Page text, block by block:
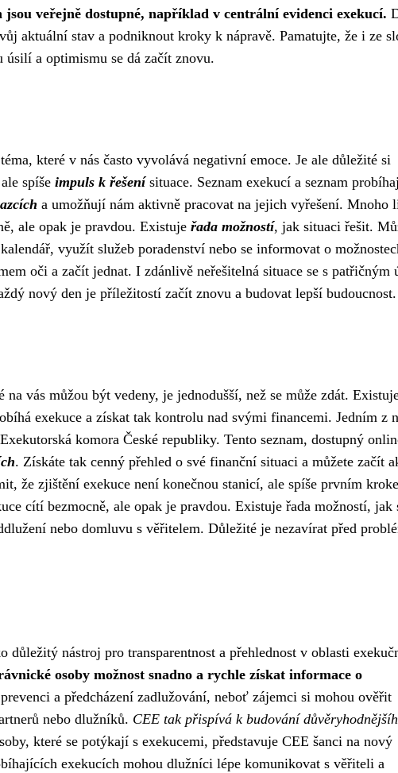
veřejně dostupné, například v centrální evidenci exekucí.
aktuální stav a podniknout kroky k nápravě. Pamatujte, že i ze
a optimismu se dá začít znovu.
které v nás často vyvolává negativní emoce. Je ale důležité si
spíše impuls k řešenísituace. Seznam exekucí a seznam
a umožňují nám aktivně pracovat na jejich vyřešení. Mnoho
ale opak je pravdou. Existuje řada možností, jak situaci řešit.
využít služeb poradenství nebo se informovat o
oči a začít jednat. I zdánlivě neřešitelná situace se s patřičným
nový den je příležitostí začít znovu a budovat lepší budoucnost.
vás můžou být vedeny, je jednodušší, než se může zdát.
exekuce a získat tak kontrolu nad svými financemi. Jedním z
komora České republiky. Tento seznam, dostupný
. Získáte tak cenný přehled o své finanční situaci a můžete začít
že zjištění exekuce není konečnou stanicí, ale spíše prvním
cítí bezmocně, ale opak je pravdou. Existuje řada možností, jak
nebo domluvu s věřitelem. Důležité je nezavírat před
důležitý nástroj pro transparentnost a přehlednost v oblasti
osoby možnost snadno a rychle získat informace o
a předcházení zadlužování, neboť zájemci si mohou ověřit
nebo dlužníků. CEE tak přispívá k budování
které se potýkají s exekucemi, představuje CEE šanci na nový
exekucích mohou dlužníci lépe komunikovat s věřiteli a